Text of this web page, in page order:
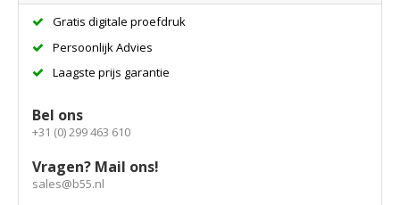
Gratis digitale proefdruk
Persoonlijk Advies
Laagste prijs garantie
Bel ons
+31 (0) 299 463 610
Vragen? Mail ons!
sales@b55.nl